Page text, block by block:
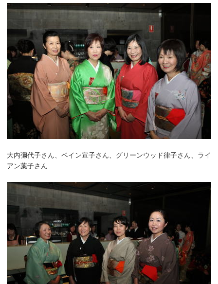
大内彌代子さん、ベイン宣子さん、グリーンウッド律子さん、ライ
アン葉子さん